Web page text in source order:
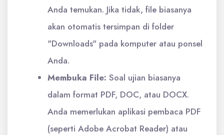
Anda temukan. Jika tidak, file biasanya
akan otomatis tersimpan di folder
"Downloads" pada komputer atau ponsel
Anda.
Membuka File: Soal ujian biasanya
dalam format PDF, DOC, atau DOCX.
Anda memerlukan aplikasi pembaca PDF
(seperti Adobe Acrobat Reader) atau